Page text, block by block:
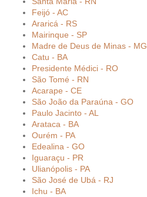
Feijó - AC
Araricá - RS
Mairinque - SP
Madre de Deus de Minas - MG
Catu - BA
Presidente Médici - RO
São Tomé - RN
Acarape - CE
São João da Paraúna - GO
Paulo Jacinto - AL
Arataca - BA
Ourém - PA
Edealina - GO
Iguaraçu - PR
Ulianópolis - PA
São José de Ubá - RJ
Ichu - BA